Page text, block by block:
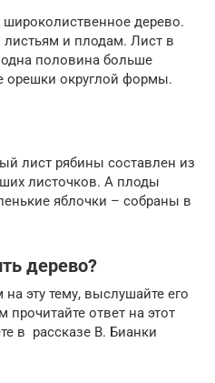
дерево.
листьям и плодам. Лист в
половина больше
орешки округлой формы.
лист рябины составлен из
листочков. А плоды
яблочки – собраны в
дерево?
эту тему, выслушайте его
ответ на этот
в рассказе В. Бианки